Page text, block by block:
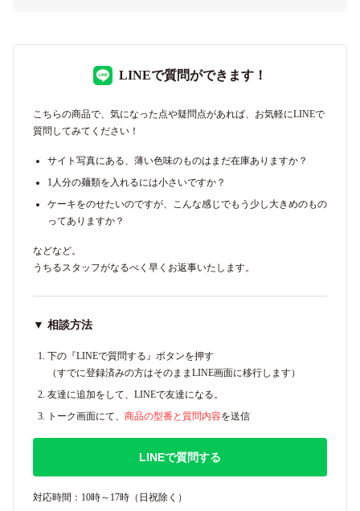
LINEで質問ができます！
こちらの商品で、気になった点や疑問点があれば、お気軽にLINEで
質問してみてください！
サイト写真にある、薄い色味のものはまだ在庫ありますか？
1人分の麺類を入れるには小さいですか？
ケーキをのせたいのですが、こんな感じでもう少し大きめのもの
ってありますか？
などなど。
うちるスタッフがなるべく早くお返事いたします。
▼ 相談方法
下の『LINEで質問する』ボタンを押す
（すでに登録済みの方はそのままLINE画面に移行します）
友達に追加をして、LINEで友達になる。
トーク画面にて、 商品の型番と質問内容を送信
LINEで質問する
対応時間：10時～17時（日祝除く）